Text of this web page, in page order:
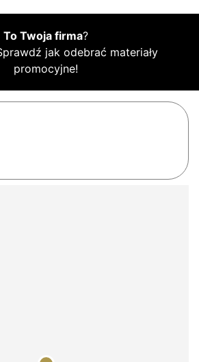
To Twoja firma?
jak odebrać materiały
promocyjne!